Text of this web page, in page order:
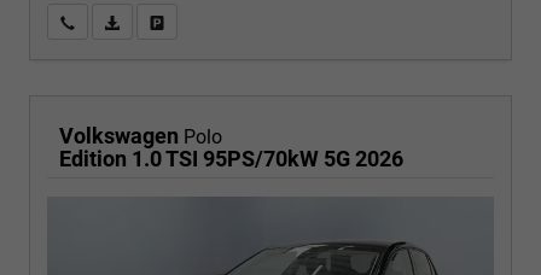
Wir rufen Sie anPDF-Fahrzeugexposé drucken
Volkswagen Polo
Edition 1.0 TSI 95PS/70kW 5G 2026